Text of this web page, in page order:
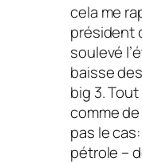
cela me
président
soulevé
baisse
big 3.
comme
pas le
pétrole –